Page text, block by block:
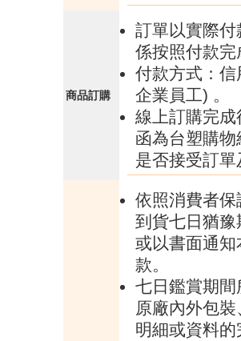
商品訂購
訂單以實際
係按照付款
付款方式：
企業員工) 。
線上訂購完
函為台塑購
是否接受訂
依照消費者
到貨七日猶
或以書面通
款。
七日鑑賞期
原廠內外包
明細或資料